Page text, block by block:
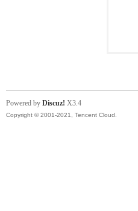
Powered by Discuz! X3.4
Copyright © 2001-2021, Tencent Cloud.